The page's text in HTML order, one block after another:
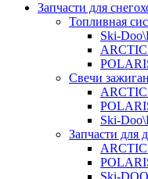
Запчасти для
Топливная
Ski-
Свечи
Ski-
Запчасти для